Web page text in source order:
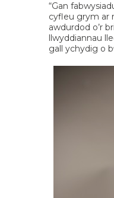
“Gan
cyfleu grym ar
awdurdod o’r
llwyddiannau
gall ychydig o